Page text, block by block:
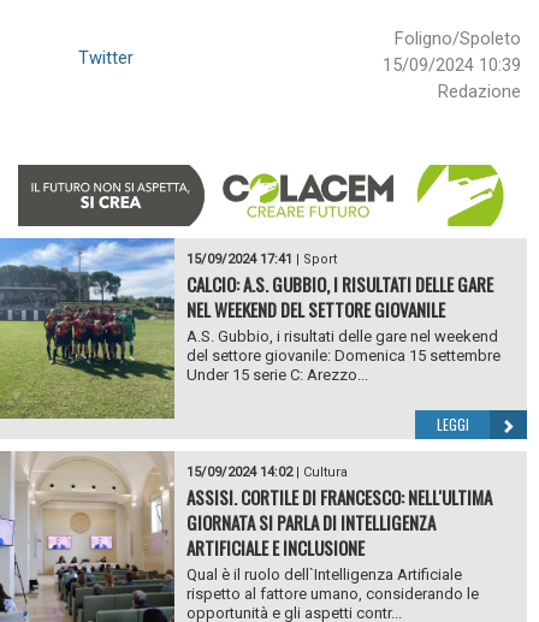
Foligno/Spoleto
15/09/2024 10:39
Redazione
Twitter
15/09/2024 17:41 | Sport
CALCIO: A.S. GUBBIO, I RISULTATI DELLE GARE
NEL WEEKEND DEL SETTORE GIOVANILE
A.S. Gubbio, i risultati delle gare nel weekend
del settore giovanile: Domenica 15 settembre
Under 15 serie C: Arezzo...
LEGGI
15/09/2024 14:02| Cultura
ASSISI. CORTILE DI FRANCESCO: NELL'ULTIMA
GIORNATA SI PARLA DI INTELLIGENZA
ARTIFICIALE E INCLUSIONE
Qual è il ruolo dell`Intelligenza Artificiale
rispetto al fattore umano, considerando le
opportunità e gli aspetti contr...